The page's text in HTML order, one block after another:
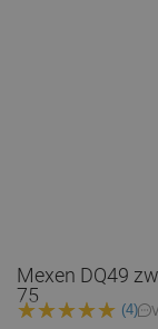
Mexen DQ49
75
(4)